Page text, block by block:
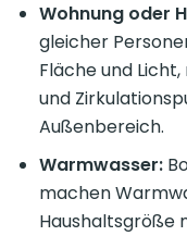
Wohnung oder
gleicher
Fläche und
und
Außenbereich.
Warmwasser:
machen
Haushaltsgröße